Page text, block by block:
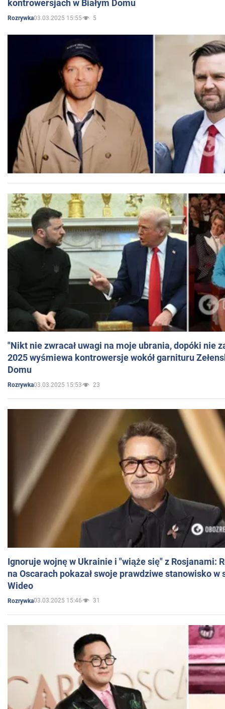
kontrowersjach w Białym Domu
Rozrywka03.03.2025 15:55 5
"Nikt nie zwracał uwagi na moje ubrania, dopóki nie
2025 wyśmiewa kontrowersje wokół garnituru
Domu
Rozrywka03.03.2025 15:53 23
Ignoruje wojnę w Ukrainie i "wiąże się" z Rosjanami:
na Oscarach pokazał swoje prawdziwe stanowisko w
Wideo
Rozrywka03.03.2025 15:46 31